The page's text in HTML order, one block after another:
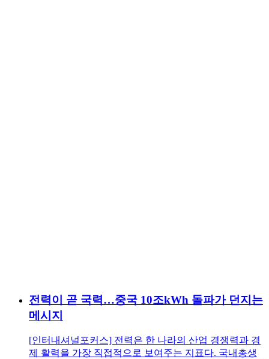
전력이 곧 국력…중국 10조kWh 돌파가 던지는
메시지
[인터내셔널포커스] 전력은 한 나라의 산업 경쟁력과 경
제 활력을 가장 직접적으로 보여주는 지표다. 국내총생